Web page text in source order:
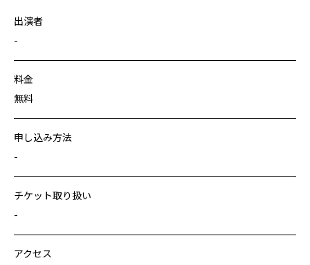
出演者
-
料金
無料
申し込み方法
-
チケット取り扱い
-
アクセス